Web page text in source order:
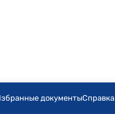
документыСправка